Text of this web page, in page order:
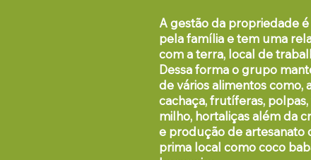
A gestão da propriedade
pela família e tem uma
com a terra, local de
Dessa forma o grupo
de vários alimentos como,
cachaça, frutíferas, polpas,
milho, hortaliças além da
e produção de artesanato
prima local como coco